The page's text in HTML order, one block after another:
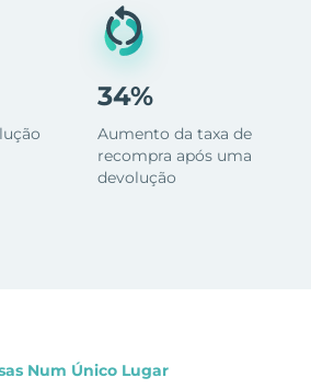
34%
Aumento da taxa de
recompra após uma
devolução
Num Único Lugar